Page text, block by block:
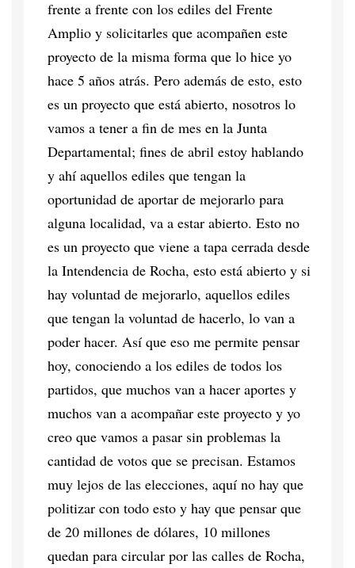
frente a frente con los ediles del Frente
Amplio y solicitarles que acompañen este
proyecto de la misma forma que lo hice yo
hace 5 años atrás. Pero además de esto, esto
es un proyecto que está abierto, nosotros lo
vamos a tener a fin de mes en la Junta
Departamental; fines de abril estoy hablando
y ahí aquellos ediles que tengan la
oportunidad de aportar de mejorarlo para
alguna localidad, va a estar abierto. Esto no
es un proyecto que viene a tapa cerrada desde
la Intendencia de Rocha, esto está abierto y si
hay voluntad de mejorarlo, aquellos ediles
que tengan la voluntad de hacerlo, lo van a
poder hacer. Así que eso me permite pensar
hoy, conociendo a los ediles de todos los
partidos, que muchos van a hacer aportes y
muchos van a acompañar este proyecto y yo
creo que vamos a pasar sin problemas la
cantidad de votos que se precisan. Estamos
muy lejos de las elecciones, aquí no hay que
politizar con todo esto y hay que pensar que
de 20 millones de dólares, 10 millones
quedan para circular por las calles de Rocha,